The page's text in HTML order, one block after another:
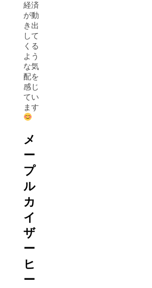
経済
が動
き出
して
くる
よう
な気
配を
感じ
てい
ます
メ
ー
プ
ル
カ
イ
ザ
ー
ヒ
ー